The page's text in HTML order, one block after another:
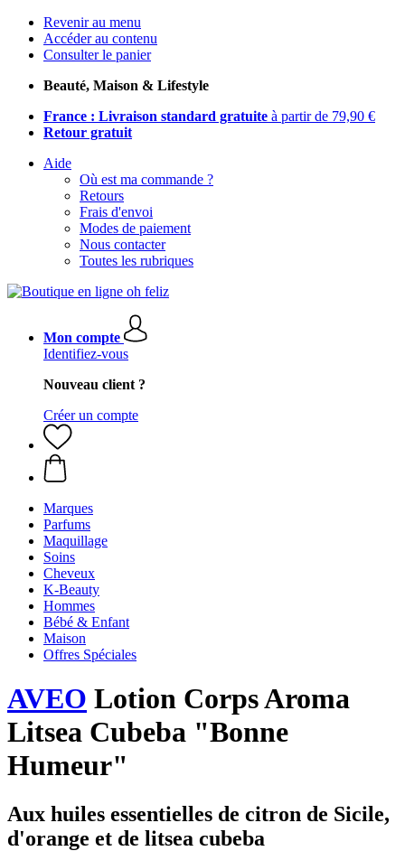
Revenir au menu
Accéder au contenu
Consulter le panier
Beauté, Maison & Lifestyle
France : Livraison standard gratuite à partir de 79,90 €
Retour gratuit
Aide
Où est ma commande ?
Retours
Frais d'envoi
Modes de paiement
Nous contacter
Toutes les rubriques
Mon compte
Identifiez-vous
Nouveau client ?
Créer un compte
Marques
Parfums
Maquillage
Soins
Cheveux
K-Beauty
Hommes
Bébé & Enfant
Maison
Offres Spéciales
AVEO Lotion Corps Aroma
Litsea Cubeba "Bonne
Humeur"
Aux huiles essentielles de citron de Sicile,
d'orange et de litsea cubeba